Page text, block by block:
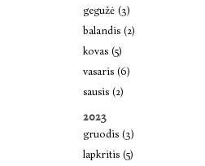
gegužė (3)
balandis (2)
kovas (5)
vasaris (6)
sausis (2)
2023
gruodis (3)
lapkritis (5)